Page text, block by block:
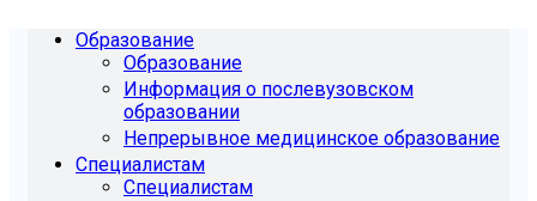
Образование
Образование
Информация о послевузовском
образовании
Непрерывное медицинское образование
Специалистам
Специалистам